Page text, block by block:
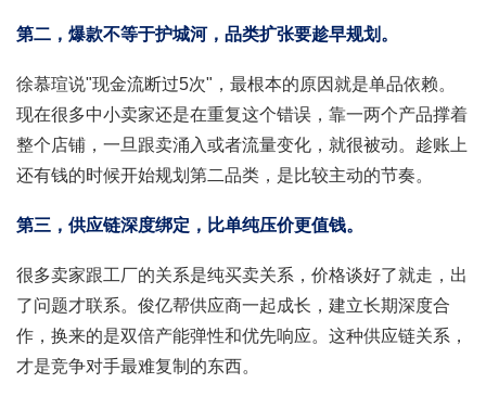
第二，爆款不等于护城河，品类扩张要趁早规划。
徐慕瑄说"现金流断过5次"，最根本的原因就是单品依赖。
现在很多中小卖家还是在重复这个错误，靠一两个产品撑着
整个店铺，一旦跟卖涌入或者流量变化，就很被动。趁账上
还有钱的时候开始规划第二品类，是比较主动的节奏。
第三，供应链深度绑定，比单纯压价更值钱。
很多卖家跟工厂的关系是纯买卖关系，价格谈好了就走，出
了问题才联系。俊亿帮供应商一起成长，建立长期深度合
作，换来的是双倍产能弹性和优先响应。这种供应链关系，
才是竞争对手最难复制的东西。